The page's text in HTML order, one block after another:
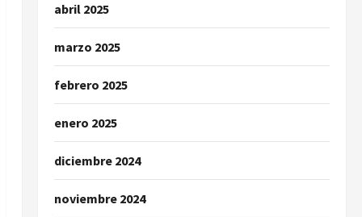
abril 2025
marzo 2025
febrero 2025
enero 2025
diciembre 2024
noviembre 2024